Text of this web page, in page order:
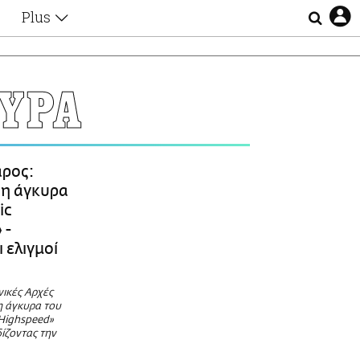
Plus
Αφιερώματα
Ζώδια
Οι Αθηναίοι
Απώλειες
άγκυρα
-
Αρχές
άγκυρα του
την